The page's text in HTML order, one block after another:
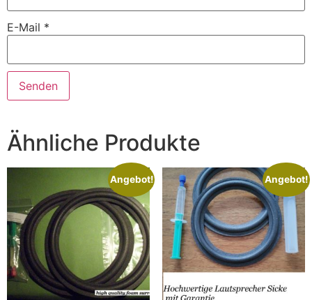
E-Mail *
Ähnliche Produkte
Angebot! Angebot!